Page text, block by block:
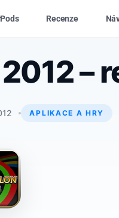
Recenze
–
APLIKACE A HRY